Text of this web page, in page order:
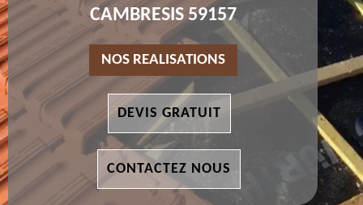
CAMBRESIS 59157
NOS REALISATIONS
DEVIS GRATUIT
CONTACTEZ NOUS